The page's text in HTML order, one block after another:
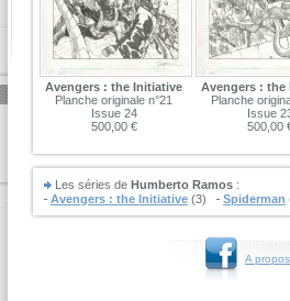
Avengers : the Initiative
Planche originale n°21
Issue 24
500,00 €
Avengers : the
Planche
Issue
500,00
Les séries de Humberto Ramos :
Avengers : the Initiative (3) Spiderman
A